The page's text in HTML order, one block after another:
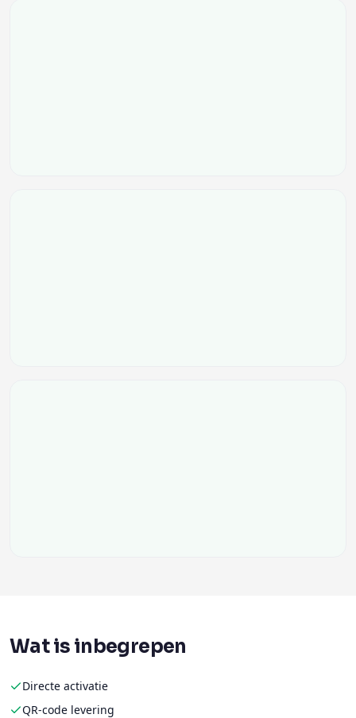
Wat is inbegrepen
Directe activatie
QR-code levering